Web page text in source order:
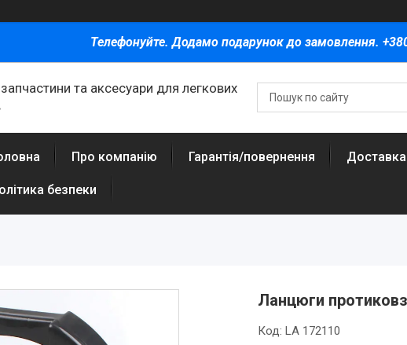
Телефонуйте. Додамо подарунок до замовлення.
запчастини та аксесуари для легкових
Про компанію Гарантія/повернення
безпеки
Ланцюги
Код:LA 172110